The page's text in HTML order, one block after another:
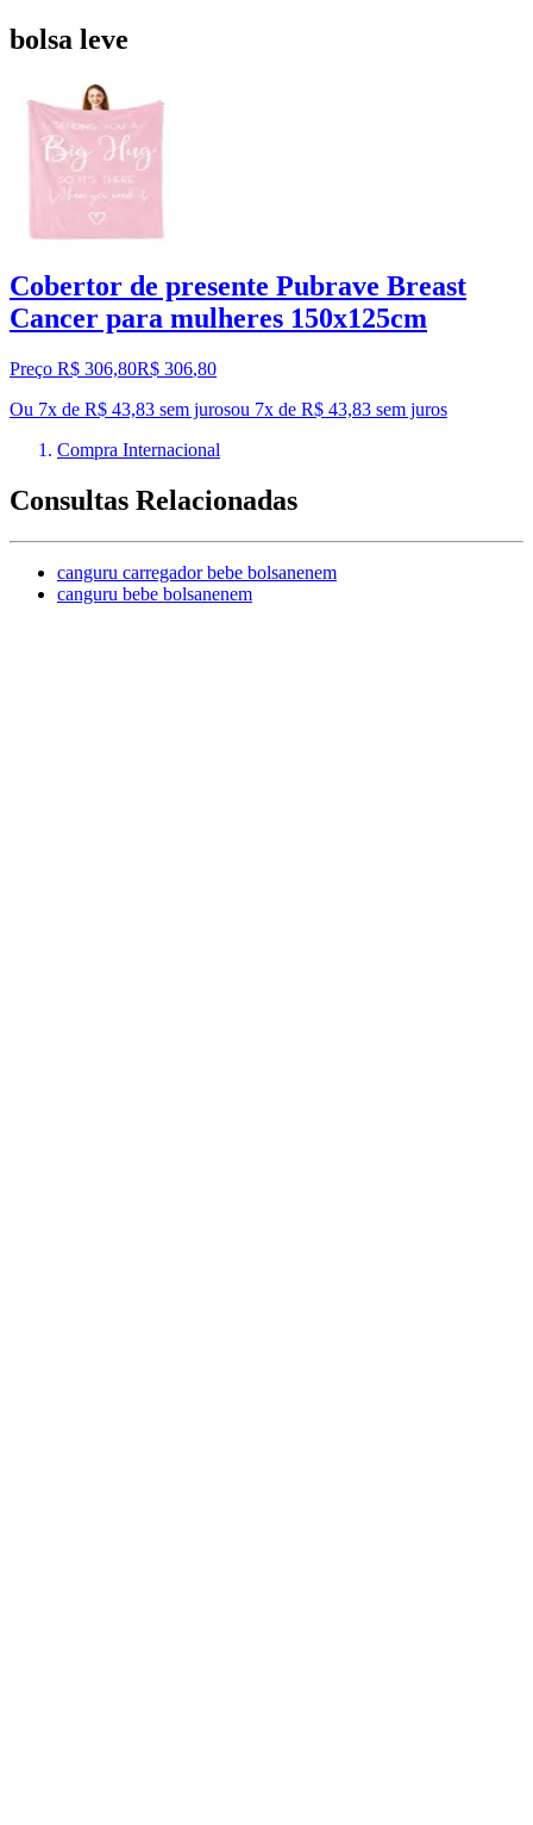
bolsa leve
Cobertor de presente Pubrave Breast
Cancer para mulheres 150x125cm
Preço R$ 306,80R$ 306,80
Ou 7x de R$ 43,83 sem jurosou 7x de R$ 43,83 sem juros
Compra Internacional
Consultas Relacionadas
canguru carregador bebe bolsanenem
canguru bebe bolsanenem